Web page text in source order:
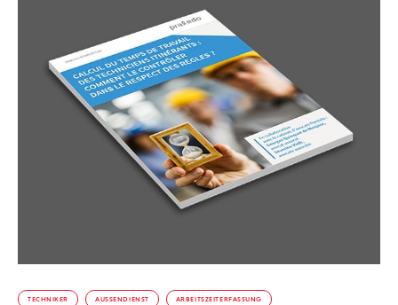
TECHNIKER AUSSENDIENST ARBEITSZEITERFASSUNG